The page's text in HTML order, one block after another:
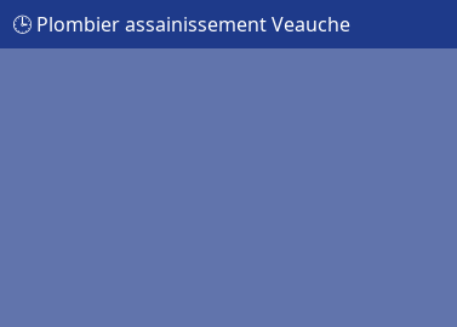
🕒 Plombier assainissement Veauche